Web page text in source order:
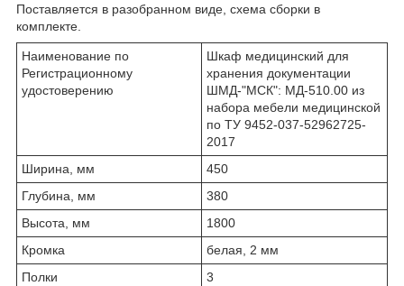
Поставляется в разобранном виде, схема сборки в
комплекте.
Наименование по
Регистрационному
удостоверению
Шкаф медицинский для
хранения документации
ШМД-"МСК": МД-510.00 из
набора мебели медицинской
по ТУ 9452-037-52962725-
2017
Ширина, мм
450
Глубина, мм
380
Высота, мм
1800
Кромка
белая, 2 мм
Полки
3